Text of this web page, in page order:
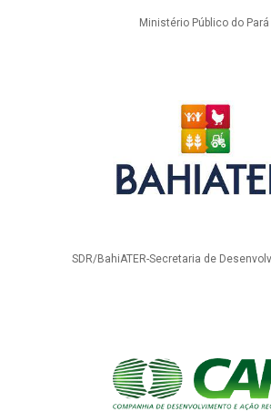
Ministério Público do Pará
SDR/BahiATER-Secretaria de